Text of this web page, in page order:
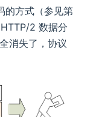
的方式（参见第
2 数据分
消失了，协议